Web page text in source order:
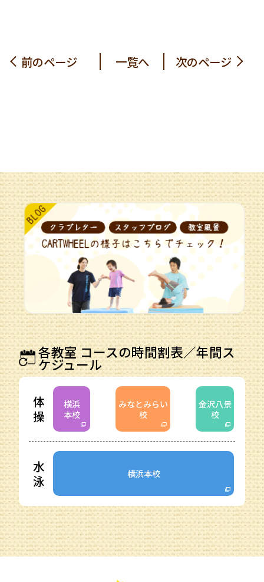
前のページ 一覧へ 次のページ
各教室 コースの時間割表／年間ス
ケジュール
体
操
横浜
本校
みなとみらい
校
金沢八景
校
水
泳
横浜本校